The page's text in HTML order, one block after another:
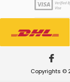
Copyrights ©